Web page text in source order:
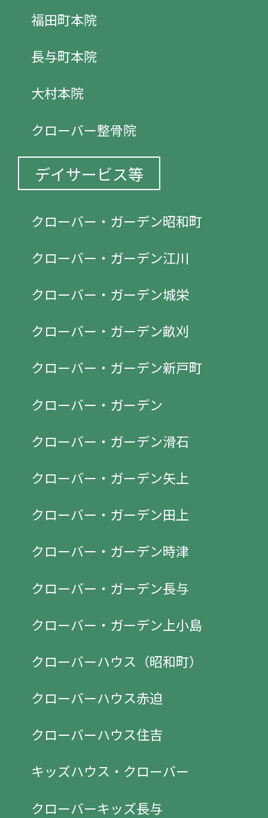
福田町本院
長与町本院
大村本院
クローバー整骨院
デイサービス等
クローバー・ガーデン昭和町
クローバー・ガーデン江川
クローバー・ガーデン城栄
クローバー・ガーデン畝刈
クローバー・ガーデン新戸町
クローバー・ガーデン
クローバー・ガーデン滑石
クローバー・ガーデン矢上
クローバー・ガーデン田上
クローバー・ガーデン時津
クローバー・ガーデン長与
クローバー・ガーデン上小島
クローバーハウス（昭和町）
クローバーハウス赤迫
クローバーハウス住吉
キッズハウス・クローバー
クローバーキッズ長与